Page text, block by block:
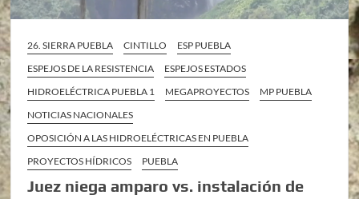
26. SIERRA PUEBLA CINTILLO
ESP PUEBLA
ESPEJOS DE LA RESISTENCIA
ESPEJOS ESTADOS
HIDROELÉCTRICA PUEBLA 1
MEGAPROYECTOS
MP PUEBLA
NOTICIAS NACIONALES
OPOSICIÓN A LAS HIDROELÉCTRICAS EN PUEBLA
PROYECTOS HÍDRICOS
PUEBLA
Juez niega amparo vs. instalación de